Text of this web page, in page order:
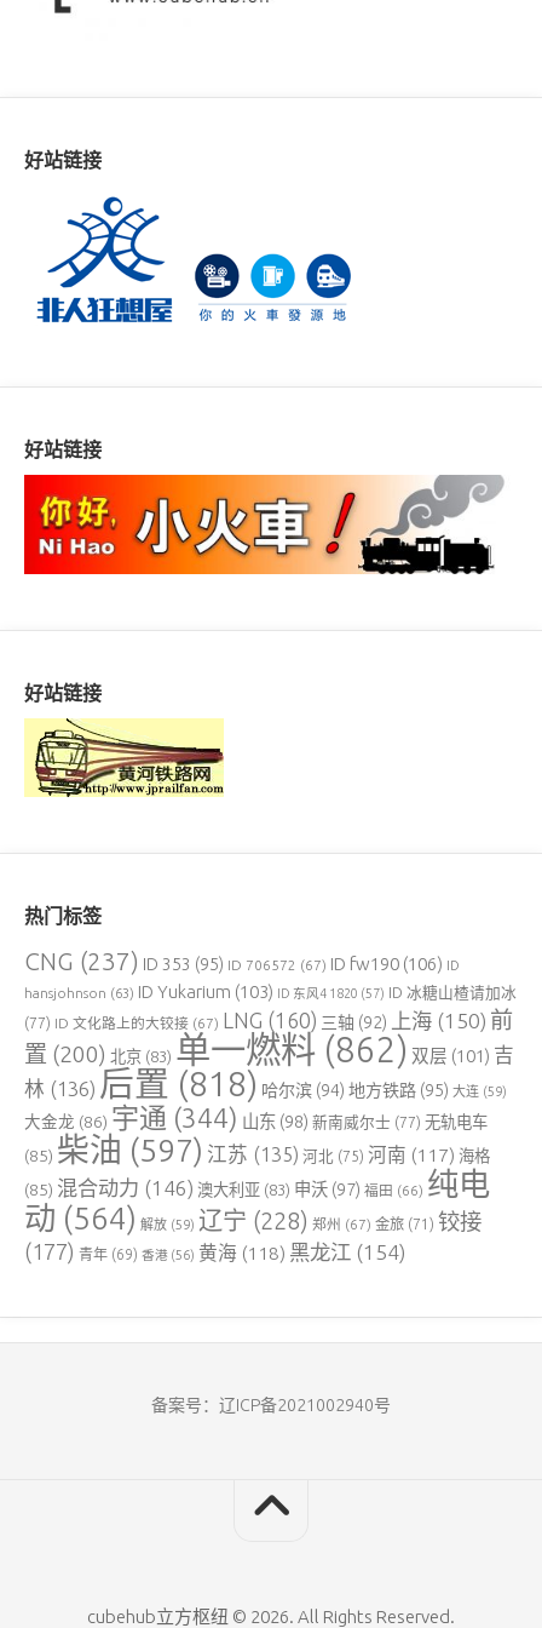
好站链接
好站链接
好站链接
热门标签
CNG (237) ID 353 (95) ID 706572 (67) ID fw190 (106) ID
hansjohnson (63) ID Yukarium (103) ID 东风4 1820 (57) ID 冰糖山楂请加冰
(77) ID 文化路上的大铰接 (67) LNG (160) 三轴 (92) 上海 (150) 前
置 (200) 北京 (83) 单一燃料 (862) 双层 (101) 吉
林 (136) 后置 (818) 哈尔滨 (94) 地方铁路 (95) 大连 (59)
大金龙 (86) 宇通 (344) 山东 (98) 新南威尔士 (77) 无轨电车
(85) 柴油 (597) 江苏 (135) 河北 (75) 河南 (117) 海格
(85) 混合动力 (146) 澳大利亚 (83) 申沃 (97) 福田 (66) 纯电
动 (564) 解放 (59) 辽宁 (228) 郑州 (67) 金旅 (71) 铰接
(177) 青年 (69) 香港 (56) 黄海 (118) 黑龙江 (154)
备案号：辽ICP备2021002940号
cubehub立方枢纽 © 2026. All Rights Reserved.